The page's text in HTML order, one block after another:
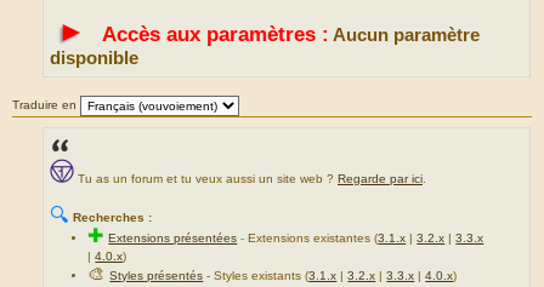
► Accès aux paramètres : Aucun paramètre
disponible
Traduire en
Tu as un forum et tu veux aussi un site web ? Regarde par ici
🔍 Recherches :
✚Extensions présentées -Extensions existantes (3.1.x |3.2.x |3.3.x
|4.0.x)
🎨Styles présentés - Styles existants (3.1.x |3.2.x |3.3.x |4.0.x)